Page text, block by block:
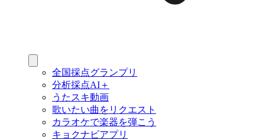
全国採点グランプリ
分析採点AI＋
うたスキ動画
歌いたい曲をリクエスト
カラオケで楽器を弾こう
キョクナビアプリ